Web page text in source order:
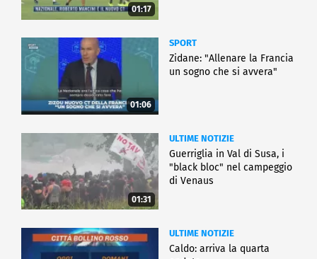
01:17
01:06
SPORT
Zidane: "Allenare la Francia
un sogno che si avvera"
01:31
ULTIME NOTIZIE
Guerriglia in Val di Susa, i
"black bloc" nel campeggio
di Venaus
ULTIME NOTIZIE
Caldo: arriva la quarta